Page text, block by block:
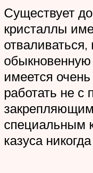
Существует
кристаллы
имеется
работать не с
специальным
казуса